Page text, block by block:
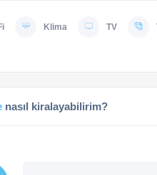
Klima TV
nasıl kiralayabilirim?